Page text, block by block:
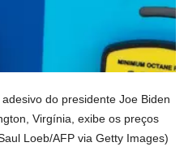
do presidente Joe Biden
Virgínia, exibe os preços
Loeb/AFP via Getty Images)